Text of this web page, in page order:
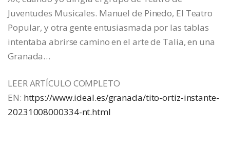
Juventudes Musicales. Manuel de Pinedo, El Teatro
Popular, y otra gente entusiasmada por las tablas
intentaba abrirse camino en el arte de Talia, en una
Granada…
LEER ARTÍCULO COMPLETO
EN: https://www.ideal.es/granada/tito-ortiz-instante-
20231008000334-nt.html